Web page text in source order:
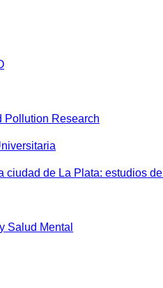
Pollution Research
ciudad de La Plata: estudios
Salud Mental